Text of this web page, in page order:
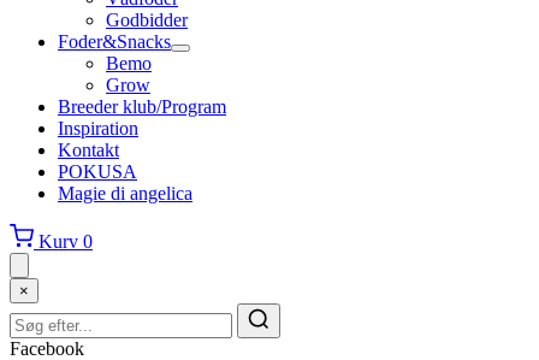
Godbidder
Foder&Snacks
Bemo
Grow
Breeder klub/Program
Inspiration
Kontakt
POKUSA
Magie di angelica
Kurv 0
×
Facebook